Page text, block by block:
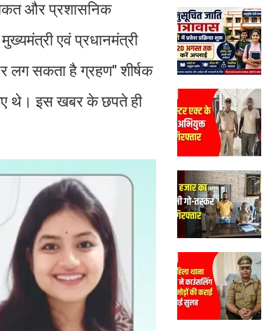
और प्रशासनिक
एवं प्रधानमंत्री
लग सकता है ग्रहण" शीर्षक
गए थे। इस खबर के छपते ही